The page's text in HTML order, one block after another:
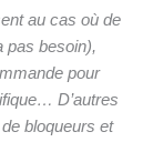
au cas où de
pas besoin),
pour
D’autres
bloqueurs et